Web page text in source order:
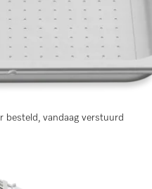
vlees en aardappelen, enz.
besteld, vandaag verstuurd